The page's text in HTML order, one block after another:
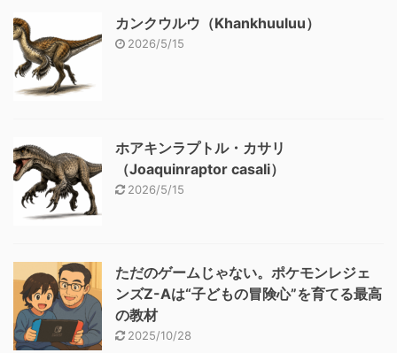
カンクウルウ（Khankhuuluu）
2026/5/15
ホアキンラプトル・カサリ
（Joaquinraptor casali）
2026/5/15
ただのゲームじゃない。ポケモンレジェ
ンズZ-Aは“子どもの冒険心”を育てる最高
の教材
2025/10/28